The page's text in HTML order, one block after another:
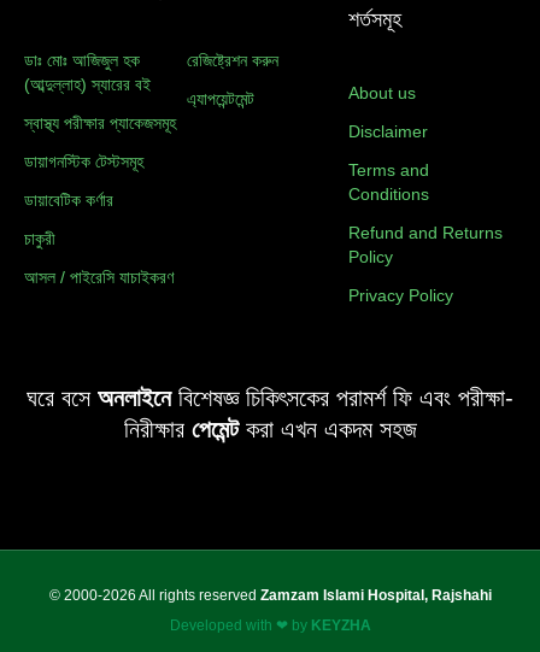
ডাঃ মোঃ আজিজুল হক
(আব্দুল্লাহ) স্যারের বই
স্বাস্থ্য পরীক্ষার প্যাকেজসমূহ
ডায়াগনস্টিক টেস্টসমূহ
ডায়াবেটিক কর্ণার
চাকুরী
আসল / পাইরেসি যাচাইকরণ
রেজিষ্ট্রেশন করুন
এ্যাপয়েন্টমেন্ট
শর্তসমূহ
About us
Disclaimer
Terms and
Conditions
Refund and Returns
Policy
Privacy Policy
ঘরে বসে অনলাইনেবিশেষজ্ঞ চিকিৎসকের পরামর্শ ফি এবং পরীক্ষা-
নিরীক্ষার পেমেন্টকরা এখন একদম সহজ
© 2000-2026 All rights reserved Zamzam Islami Hospital, Rajshahi
Developed with ❤ by KEYZHA